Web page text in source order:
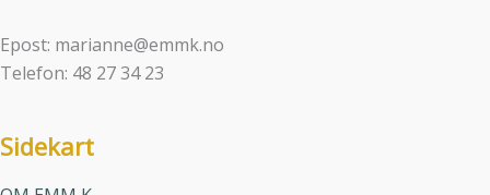
Epost: marianne@emmk.no
Telefon: 48 27 34 23
Sidekart